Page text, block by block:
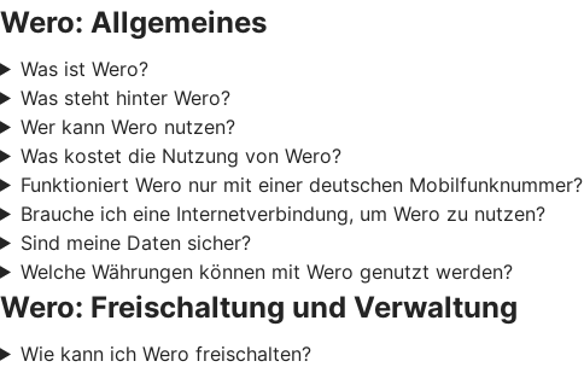
Wero: Allgemeines
Was ist Wero?
Was steht hinter Wero?
Wer kann Wero nutzen?
Was kostet die Nutzung von Wero?
Funktioniert Wero nur mit einer deutschen Mobilfunknummer?
Brauche ich eine Internetverbindung, um Wero zu nutzen?
Sind meine Daten sicher?
Welche Währungen können mit Wero genutzt werden?
Wero: Freischaltung und Verwaltung
Wie kann ich Wero freischalten?